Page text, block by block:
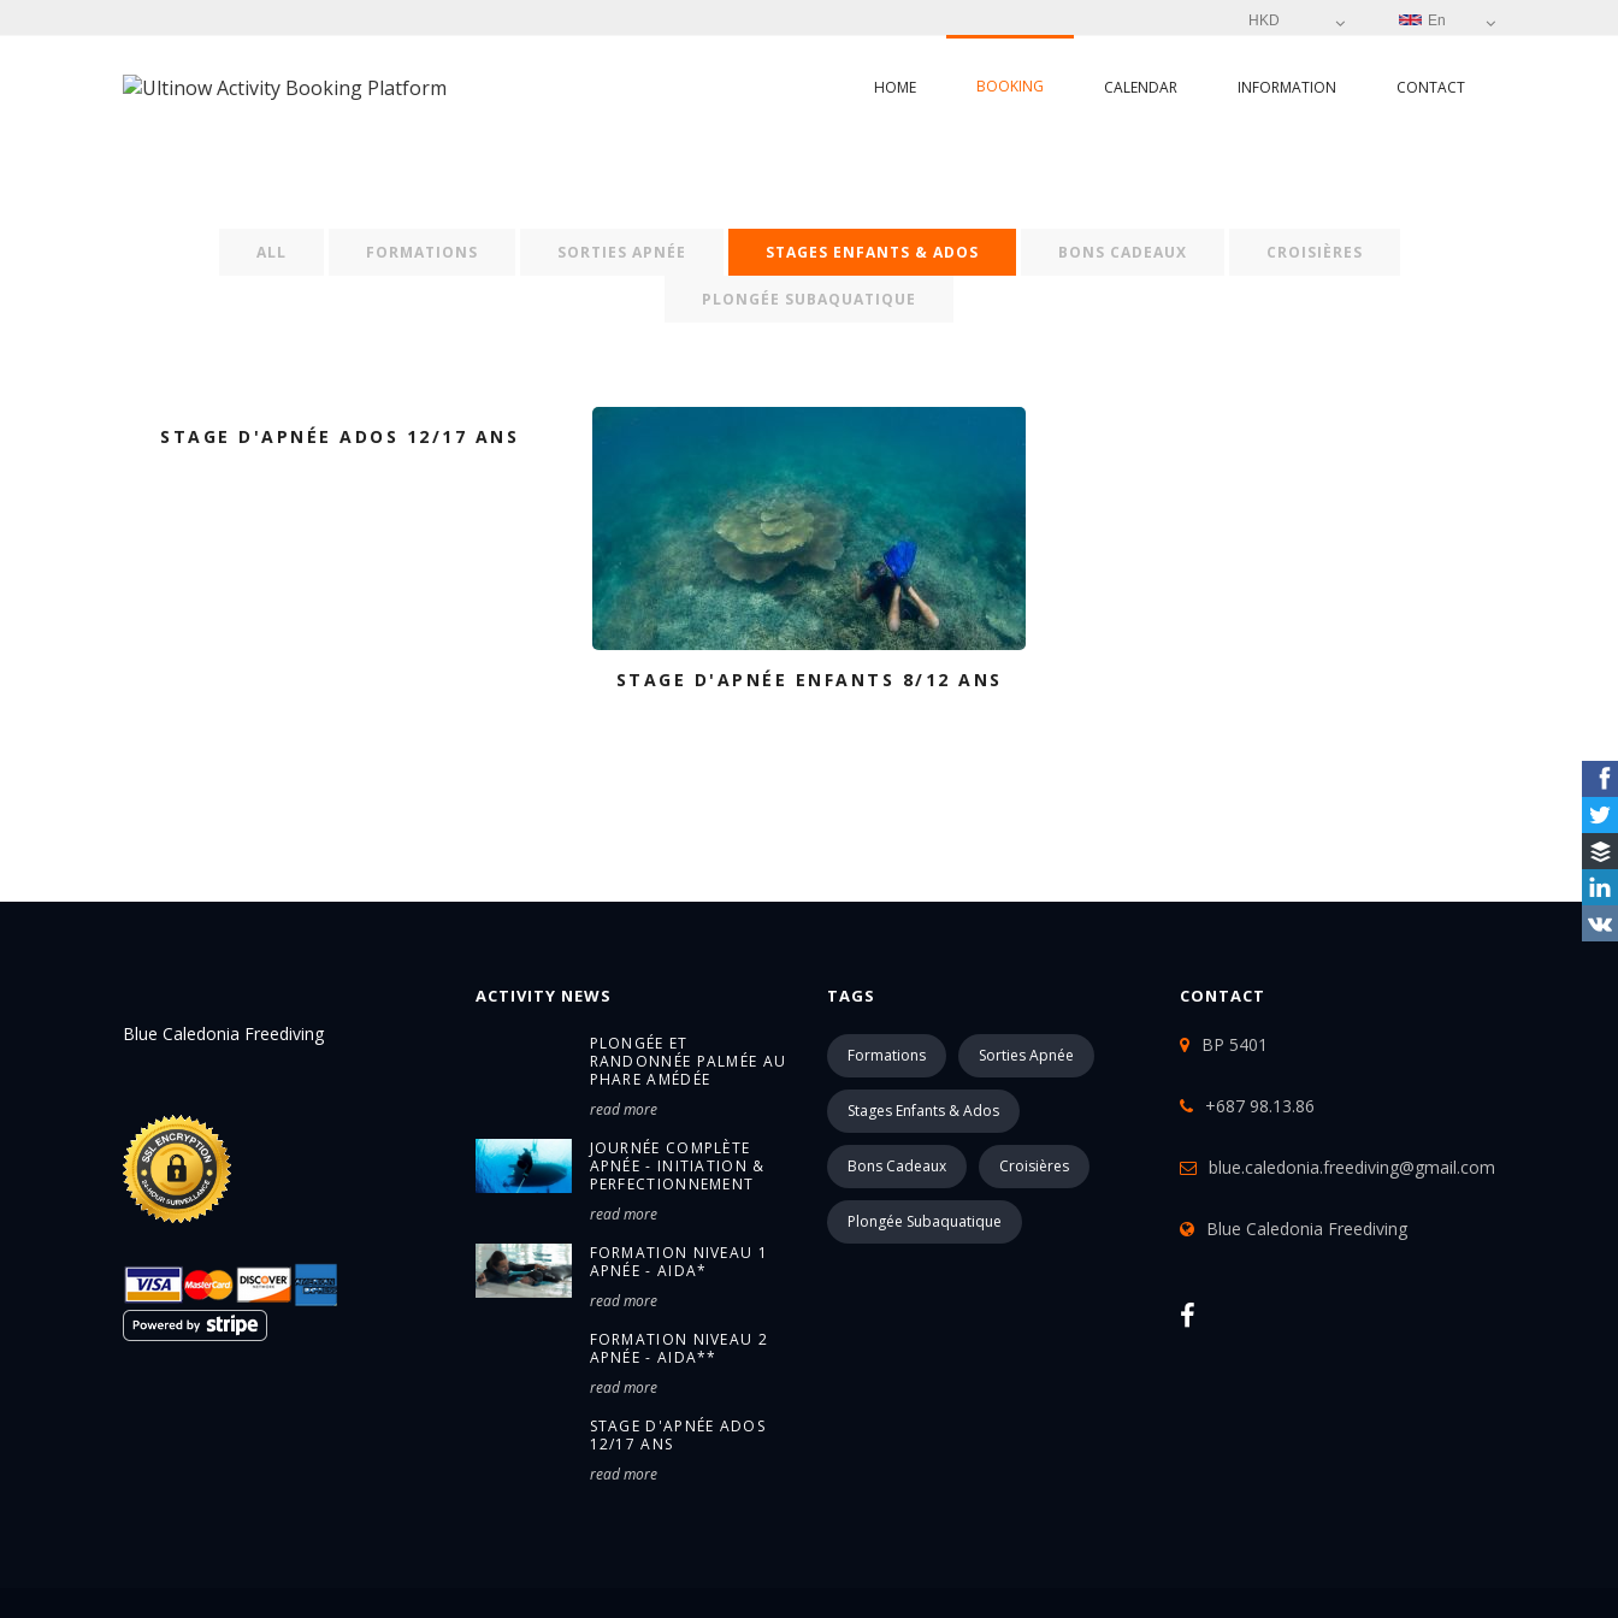
En
HKD
HOME BOOKING CALENDAR INFORMATION CONTACT
ALL FORMATIONS SORTIES APNÉE STAGES ENFANTS & ADOS BONS CADEAUX CROISIÈRES
PLONGÉE SUBAQUATIQUE
STAGE D'APNÉE ADOS 12/17 ANS
STAGE D'APNÉE ENFANTS 8/12 ANS
Blue Caledonia Freediving
ACTIVITY NEWS
PLONGÉE ET
RANDONNÉE PALMÉE AU
PHARE AMÉDÉE
read more
JOURNÉE COMPLÈTE
APNÉE - INITIATION &
PERFECTIONNEMENT
read more
FORMATION NIVEAU 1
APNÉE - AIDA*
read more
FORMATION NIVEAU 2
APNÉE - AIDA**
read more
STAGE D'APNÉE ADOS
12/17 ANS
read more
TAGS
Formations Sorties Apnée
Stages Enfants & Ados
Bons Cadeaux Croisières
Plongée Subaquatique
CONTACT
BP 5401
+687 98.13.86
blue.caledonia.freediving@gmail.com
Blue Caledonia Freediving